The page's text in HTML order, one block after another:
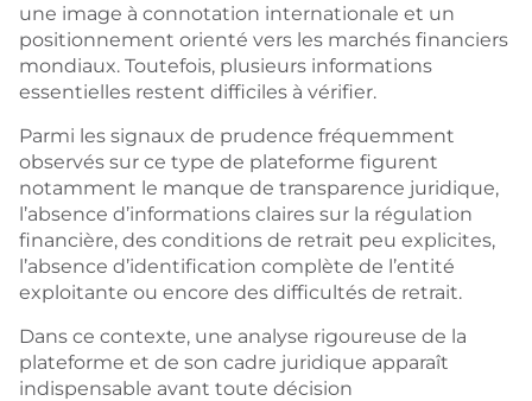
une image à connotation internationale et un
positionnement orienté vers les marchés financiers
mondiaux. Toutefois, plusieurs informations
essentielles restent difficiles à vérifier.
Parmi les signaux de prudence fréquemment
observés sur ce type de plateforme figurent
notamment le manque de transparence juridique,
l’absence d’informations claires sur la régulation
financière, des conditions de retrait peu explicites,
l’absence d’identification complète de l’entité
exploitante ou encore des difficultés de retrait.
Dans ce contexte, une analyse rigoureuse de la
plateforme et de son cadre juridique apparaît
indispensable avant toute décision